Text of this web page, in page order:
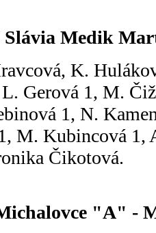
Medik
K.
Gerová 1, M.
1, N.
M. Kubincová 1,
Čikotová.
"A" -